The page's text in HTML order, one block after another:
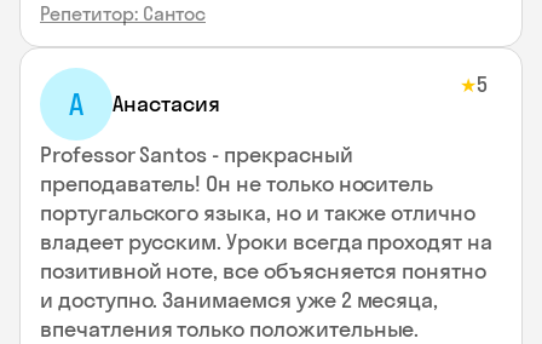
Репетитор: Сантос
А Анастасия
★5
Professor Santos - прекрасный
преподаватель! Он не только носитель
португальского языка, но и также отлично
владеет русским. Уроки всегда проходят на
позитивной ноте, все объясняется понятно
и доступно. Занимаемся уже 2 месяца,
впечатления только положительные.